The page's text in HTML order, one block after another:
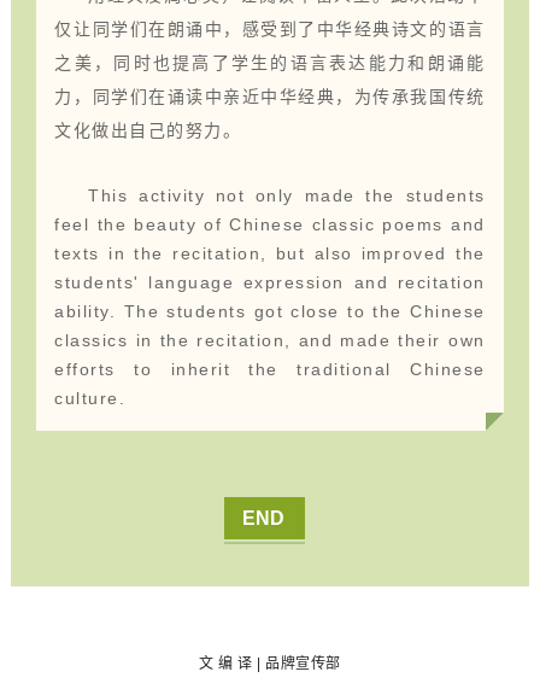
仅让同学们在朗诵中，感受到了中华经典诗文的语言
之美，同时也提高了学生的语言表达能力和朗诵能
力，同学们在诵读中亲近中华经典，为传承我国传统
文化做出自己的努力。
This activity not only made the students
feel the beauty of Chinese classic poems and
texts in the recitation, but also improved the
students' language expression and recitation
ability. The students got close to the Chinese
classics in the recitation, and made their own
efforts to inherit the traditional Chinese
culture.
END
文 编 译 | 品牌宣传部